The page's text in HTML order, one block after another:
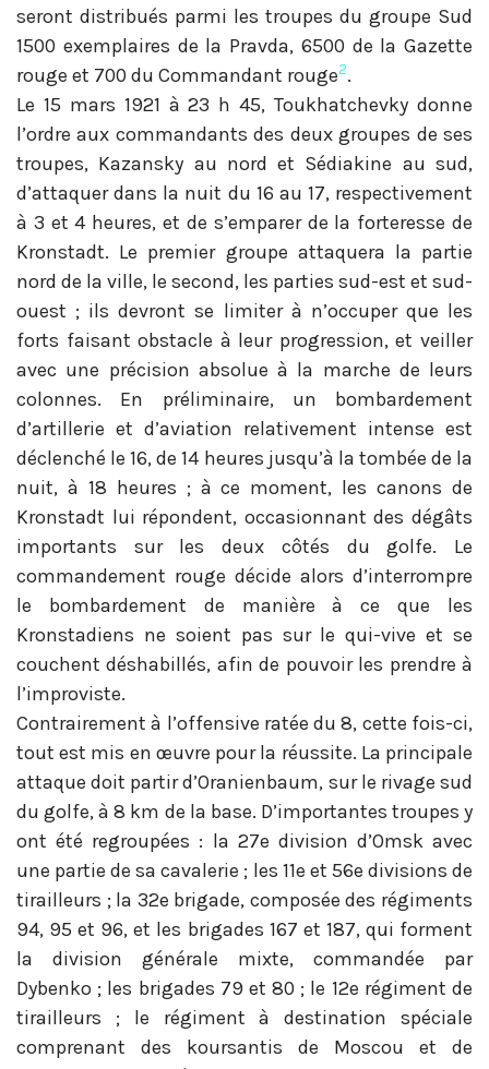
seront distribués parmi les troupes du groupe Sud
1500 exemplaires de la Pravda, 6500 de la Gazette
rouge et 700 du Commandant rouge2.
Le 15 mars 1921 à 23 h 45, Toukhatchevky donne
l’ordre aux commandants des deux groupes de ses
troupes, Kazansky au nord et Sédiakine au sud,
d’attaquer dans la nuit du 16 au 17, respectivement
à 3 et 4 heures, et de s’emparer de la forteresse de
Kronstadt. Le premier groupe attaquera la partie
nord de la ville, le second, les parties sud-est et sud-
ouest ; ils devront se limiter à n’occuper que les
forts faisant obstacle à leur progression, et veiller
avec une précision absolue à la marche de leurs
colonnes. En préliminaire, un bombardement
d’artillerie et d’aviation relativement intense est
déclenché le 16, de 14 heures jusqu’à la tombée de la
nuit, à 18 heures ; à ce moment, les canons de
Kronstadt lui répondent, occasionnant des dégâts
importants sur les deux côtés du golfe. Le
commandement rouge décide alors d’interrompre
le bombardement de manière à ce que les
Kronstadiens ne soient pas sur le qui-vive et se
couchent déshabillés, afin de pouvoir les prendre à
l’improviste.
Contrairement à l’offensive ratée du 8, cette fois-ci,
tout est mis en œuvre pour la réussite. La principale
attaque doit partir d’Oranienbaum, sur le rivage sud
du golfe, à 8 km de la base. D’importantes troupes y
ont été regroupées : la 27e division d’Omsk avec
une partie de sa cavalerie ; les 11e et 56e divisions de
tirailleurs ; la 32e brigade, composée des régiments
94, 95 et 96, et les brigades 167 et 187, qui forment
la division générale mixte, commandée par
Dybenko ; les brigades 79 et 80 ; le 12e régiment de
tirailleurs ; le régiment à destination spéciale
comprenant des koursantis de Moscou et de